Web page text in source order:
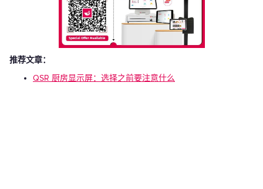
推荐文章：
QSR 厨房显示屏：选择之前要注意什么